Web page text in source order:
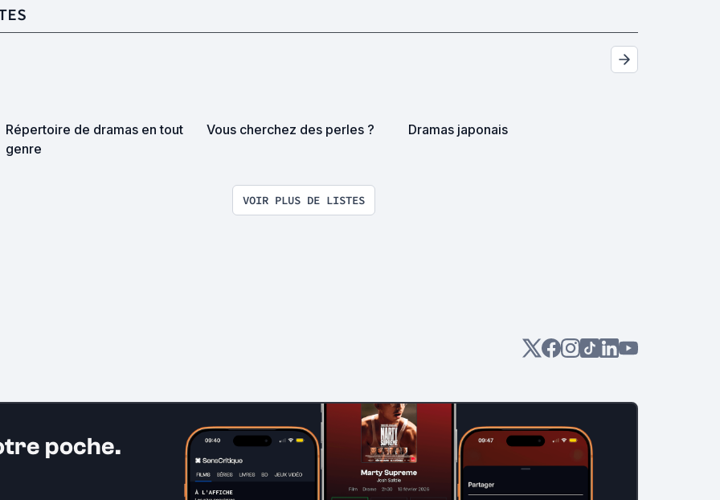
Répertoire de dramas en tout
genre
Vous cherchez des perles ? Dramas japonais
VOIR PLUS DE LISTES
poche.